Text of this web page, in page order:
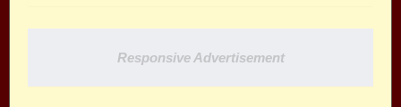
Responsive Advertisement